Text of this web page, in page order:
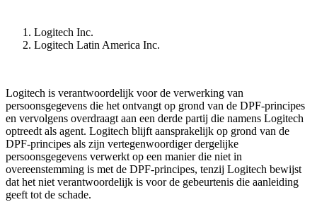
Logitech Inc.
Logitech Latin America Inc.
Logitech is verantwoordelijk voor de verwerking van
persoonsgegevens die het ontvangt op grond van de DPF-principes
en vervolgens overdraagt aan een derde partij die namens Logitech
optreedt als agent. Logitech blijft aansprakelijk op grond van de
DPF-principes als zijn vertegenwoordiger dergelijke
persoonsgegevens verwerkt op een manier die niet in
overeenstemming is met de DPF-principes, tenzij Logitech bewijst
dat het niet verantwoordelijk is voor de gebeurtenis die aanleiding
geeft tot de schade.